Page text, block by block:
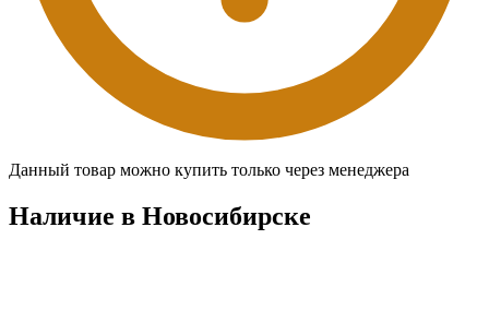
Данный товар можно купить только через менеджера
Наличие в Новосибирскe